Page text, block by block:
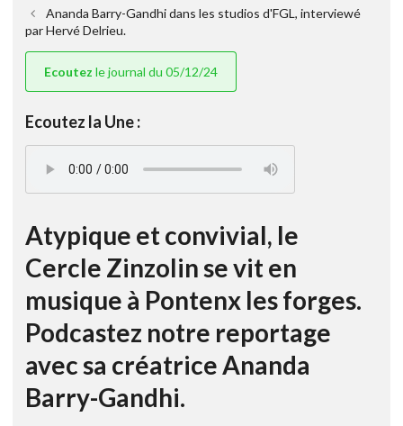
Ananda Barry-Gandhi dans les studios d'FGL, interviewé
par Hervé Delrieu.
Ecoutez le journal du 05/12/24
Ecoutez la Une :
Atypique et convivial, le
Cercle Zinzolin se vit en
musique à Pontenx les forges.
Podcastez notre reportage
avec sa créatrice Ananda
Barry-Gandhi.